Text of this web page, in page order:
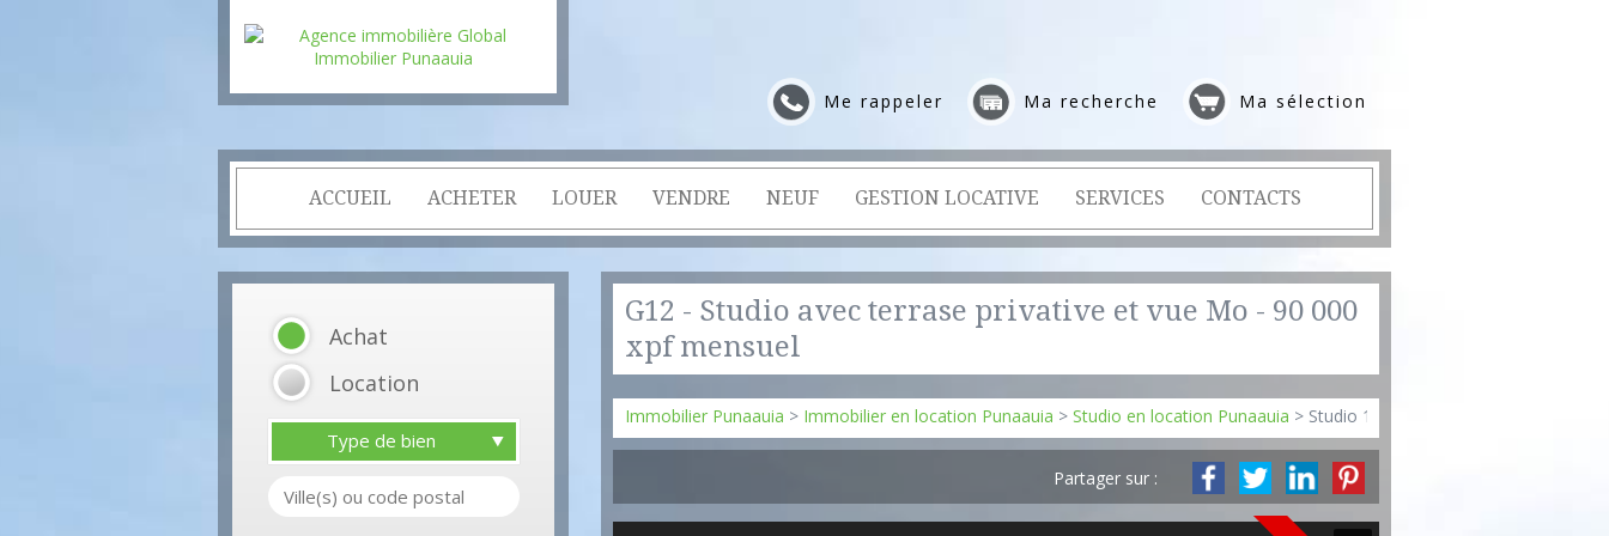
Me rappeler Ma recherche Ma sélection
ACCUEIL ACHETER LOUER VENDRE NEUF GESTION LOCATIVE SERVICES CONTACTS
Achat
Location
Type de bien
G12 - Studio avec terrase privative et vue Mo - 90 000
xpf mensuel
Immobilier Punaauia > Immobilier en location Punaauia > Studio en location Punaauia > Studio 12
Partager sur :